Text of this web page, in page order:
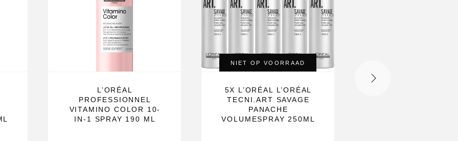
L’ORÉAL
PROFESSIONNEL
VITAMINO COLOR 10-
IN-1 SPRAY 190 ML
NIET OP VOORRAAD
5X L’ORÉAL L’ORÉAL
TECNI.ART SAVAGE
PANACHE
VOLUMESPRAY 250ML